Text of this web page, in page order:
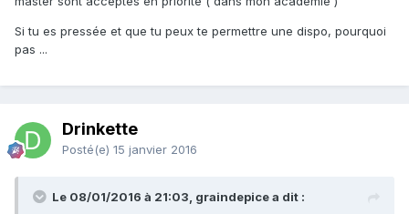
Si tu es pressée et que tu peux te permettre une dispo, pourquoi
pas ...
Drinkette
Posté(e) 15 janvier 2016
Le 08/01/2016 à 21:03, graindepice a dit :